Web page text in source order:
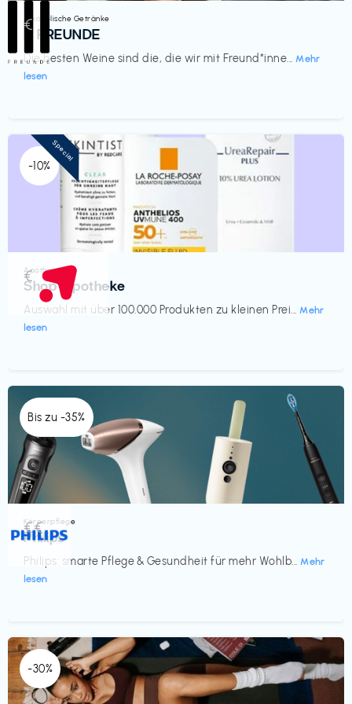
Alkoholische Getränke
III FREUNDE
Die besten Weine sind die, die wir mit Freund*inne... Mehr
lesen
€‎
-10%
Apotheke
Shop Apotheke
Auswahl mit über 100.000 Produkten zu kleinen Prei... Mehr
lesen
€‎
Special
Bis zu -35%
Körperpflege
Philips
Philips: smarte Pflege & Gesundheit für mehr Wohlb... Mehr
lesen
€€‎
-30%